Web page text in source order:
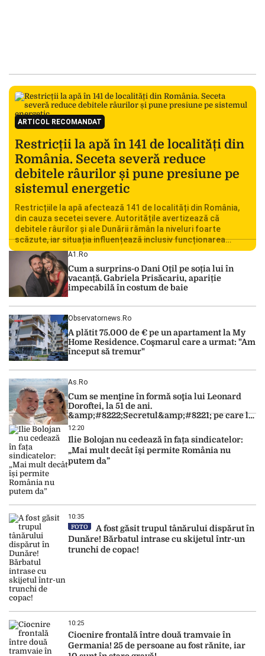
ARTICOL RECOMANDAT
Restricții la apă în 141 de localități din
România. Seceta severă reduce
debitele râurilor și pune presiune pe
sistemul energetic
Restricțiile la apă afectează 141 de localități din România,
din cauza secetei severe. Autoritățile avertizează că
debitele râurilor și ale Dunării rămân la niveluri foarte
scăzute, iar situația influențează inclusiv funcționarea
Centralei Nucleare de la Cernavodă. România se confruntă
cu una dintre cele mai dificile perioade din punct de vedere
hidrologic din ultimii ani. Lipsa […]
A1.ro
Cum a surprins-o Dani Oțil pe soția lui în
vacanță. Gabriela Prisăcariu, apariție
impecabilă în costum de baie
Observatornews.ro
A plătit 75.000 de € pe un apartament la My
Home Residence. Coşmarul care a urmat: "Am
început să tremur"
As.ro
Cum se menţine în formă soţia lui Leonard
Doroftei, la 51 de ani.
&amp;#8222;Secretul&amp;#8221; pe care l-a
dezvăluit
12:20
Ilie Bolojan nu cedează în fața sindicatelor:
„Mai mult decât își permite România nu
putem da”
10:35
FOTO
A fost găsit trupul tânărului dispărut în
Dunăre! Bărbatul intrase cu skijetul într-un
trunchi de copac!
10:25
Ciocnire frontală între două tramvaie în
Germania! 25 de persoane au fost rănite, iar